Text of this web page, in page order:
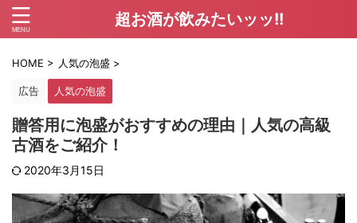
超お酒が飲みたいッッ!!
HOME > 人気の泡盛 >
広告 人気の泡盛
贈答用に泡盛がおすすめの理由｜人気の高級
古酒をご紹介！
2020年3月15日